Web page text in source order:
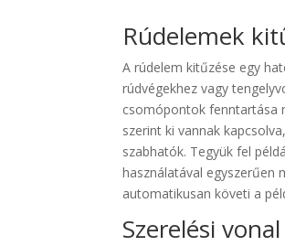
Rúdelemek
A rúdelem kitűzése egy
rúdvégekhez vagy
csomópontok fenntartása
szerint ki vannak
szabhatók. Tegyük fel
használatával egyszerűen
automatikusan követi a
Szerelési